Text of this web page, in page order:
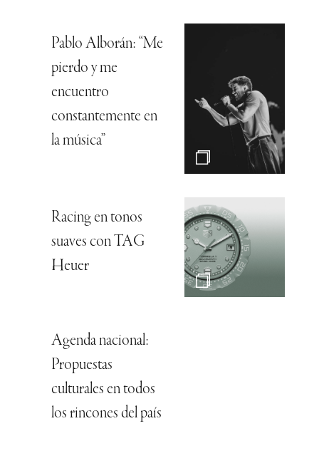
Pablo Alborán: “Me
pierdo y me
encuentro
constantemente en
la música”
Racing en tonos
suaves con TAG
Heuer
Agenda nacional:
Propuestas
culturales en todos
los rincones del país